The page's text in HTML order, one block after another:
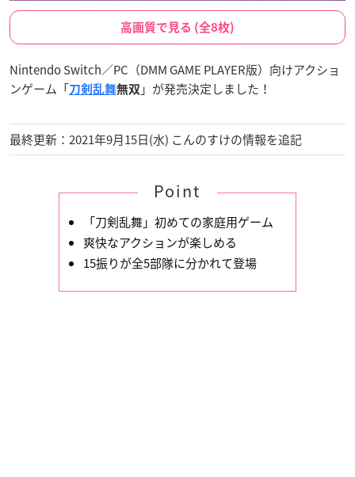
高画質で見る (全8枚)
Nintendo Switch／PC（DMM GAME PLAYER版）向けアクショ
ンゲーム「刀剣乱舞無双 」が発売決定しました！
最終更新：2021年9月15日(水) こんのすけの情報を追記
Point
「刀剣乱舞」初めての家庭用ゲーム
爽快なアクションが楽しめる
15振りが全5部隊に分かれて登場